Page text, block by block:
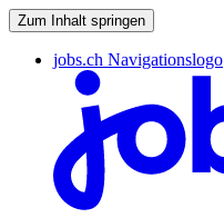
Zum Inhalt springen
jobs.ch Navigationslogo